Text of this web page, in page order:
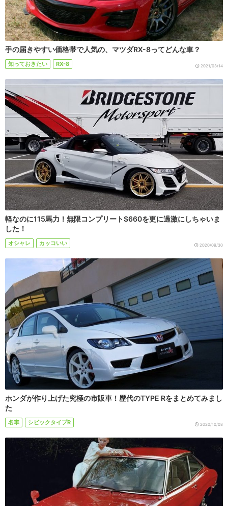
手の届きやすい価格帯で人気の、マツダRX-8ってどんな車？
知っておきたい RX-8 2021/03/14
軽なのに115馬力！無限コンプリートS660を更に過激にしちゃいま
した！
オシャレ カッコいい 2020/09/30
ホンダが作り上げた究極の市販車！歴代のTYPE Rをまとめてみまし
た
名車 シビックタイプR 2020/10/08